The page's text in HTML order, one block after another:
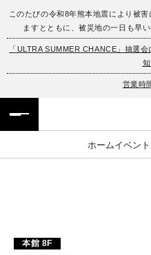
このたびの令和8年熊本地震により被
ますとともに、被災地の一日も早
「ULTRA SUMMER CHANCE」抽選
営業時
ホームイベント
フロアガイド
施設案内・アクセス
ENGLISH
繁体字
本館 8F